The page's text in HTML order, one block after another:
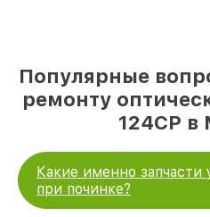
Популярные
ремонту
124CP в
Какие именно запчасти
при починке?